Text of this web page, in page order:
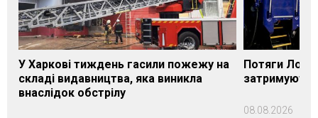
У Харкові тиждень гасили пожежу на
складі видавництва, яка виникла
внаслідок обстрілу
Потяги
08.08.2026